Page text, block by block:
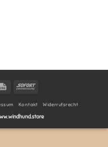
Rechung Sofort
Kontakt Widerrufsrecht